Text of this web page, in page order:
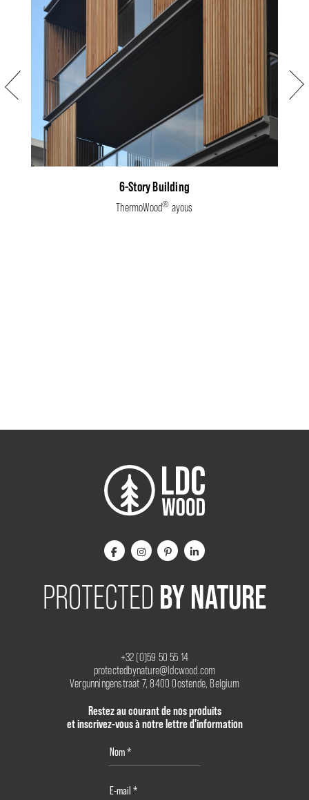
Précédent
6-Story Building
ThermoWood® ayous
PROTECTED BY NATURE
+32 (0)59 50 55 14
protectedbynature@ldcwood.com
Vergunningenstraat 7, 8400 Oostende, Belgium
Restez au courant de nos produits
et inscrivez-vous à notre lettre d'information